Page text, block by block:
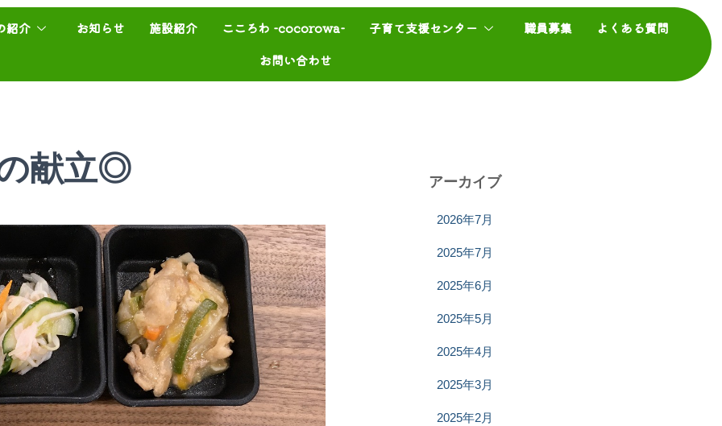
紹介 お知らせ 施設紹介 こころわ -cocorowa- 子育て支援センター 職員募集
よくある質問
お問い合わせ
献立◎ アーカイブ
2026年7月
2025年7月
2025年6月
2025年5月
2025年4月
2025年3月
2025年2月